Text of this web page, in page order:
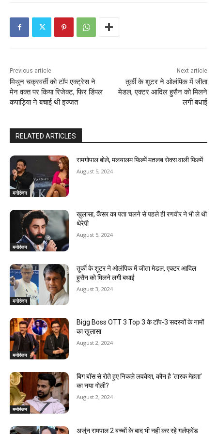
n
u
R
e
a
d
i
g
Previous article
मिथुन चक्रवर्ती को टॉप एक्ट्रेस ने
मेन वक्त पर किया रिजेक्ट, फिर डिंपल
कपाड़िया ने बचाई थी इज्जत
Next article
तुर्की के शूटर ने ओलंपिक में जीता
मेडल, एक्टर आदिल हुसैन को मिलने
लगी बधाई
RELATED ARTICLES
मनोरंजन
रामगोपाल बोले, मलयालम फिल्में मतलब सेक्स वाली फिल्में
August 5, 2024
मनोरंजन
खुलासा, कैंसर का पता चलने से पहले ही रणवीर ने भी ले थी
थेरेपी
August 5, 2024
मनोरंजन
तुर्की के शूटर ने ओलंपिक में जीता मेडल, एक्टर आदिल
हुसैन को मिलने लगी बधाई
August 3, 2024
मनोरंजन
Bigg Boss OTT 3 Top 3 के टॉप-3 सदस्यों के नामों
का खुलासा
August 2, 2024
मनोरंजन
बिग बॉस से रोते हुए निकले लवकेश, कौन है ‘तारक मेहता’
का नया गोली?
August 2, 2024
अर्जुन रामपाल 2 बच्चों के बाद भी नहीं कर रहे गर्लफ्रेंड